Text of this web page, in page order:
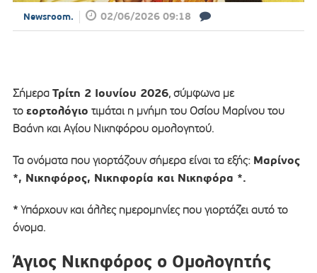
Newsroom. 02/06/2026 09:18
Σήμερα Τρίτη 2 Ιουνίου 2026, σύμφωνα με
το εορτολόγιο τιμάται η μνήμη του Οσίου Μαρίνου του
Βαάνη και Αγίου Νικηφόρου ομολογητού.
Τα ονόματα που γιορτάζουν σήμερα είναι τα εξής: Μαρίνος
*, Νικηφόρος, Νικηφορία και Νικηφόρα *.
* Υπάρχουν και άλλες ημερομηνίες που γιορτάζει αυτό το
όνομα.
Άγιος Νικηφόρος ο Ομολογητής